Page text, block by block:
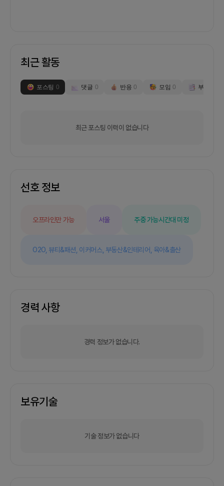
최근 활동
포스팅 0 댓글 0 반응 0 모임 0 부스
최근 포스팅 이력이 없습니다
선호 정보
오프라인만 가능 서울 주중 가능시간대 미정
O2O, 뷰티&패션, 이커머스, 부동산&인테리어, 육아&출산
경력 사항
경력 정보가 없습니다.
보유기술
기술 정보가 없습니다